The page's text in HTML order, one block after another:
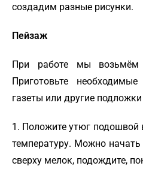
создадим разные рисунки.
Пейзаж
При работе мы возьмём
Приготовьте
газеты или другие
1. Положите утюг подошвой
температуру. Можно
сверху мелок, подождите,